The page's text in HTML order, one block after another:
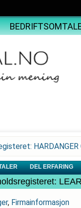
HARDANGER
DEL ERFARING
, Firmainformasjon